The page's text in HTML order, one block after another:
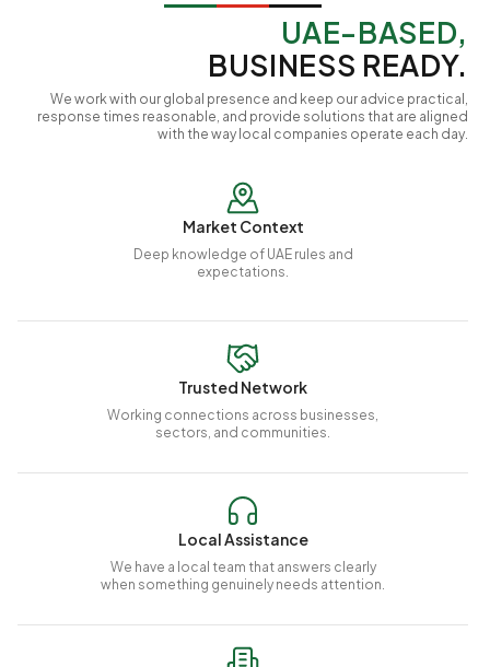
UAE-BASED,
BUSINESS READY.
We work with our global presence and keep our advice practical,
response times reasonable, and provide solutions that are aligned
with the way local companies operate each day.
Market Context
Deep knowledge of UAE rules and
expectations.
Trusted Network
Working connections across businesses,
sectors, and communities.
Local Assistance
We have a local team that answers clearly
when something genuinely needs attention.